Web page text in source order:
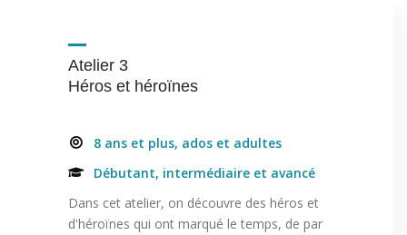
Atelier 3
Héros et héroïnes
8 ans et plus, ados et adultes
Débutant, intermédiaire et avancé
Dans cet atelier, on découvre des héros et
d'héroïnes qui ont marqué le temps, de par